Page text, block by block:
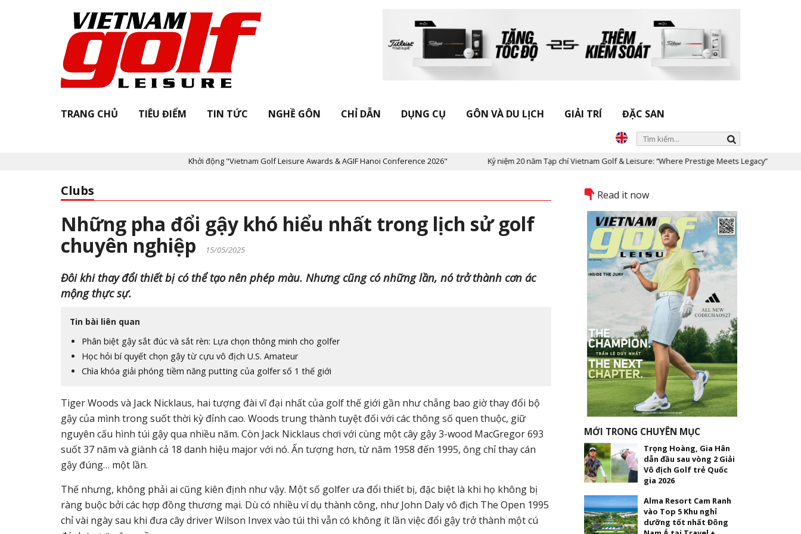
TRANG CHỦ TIÊU ĐIỂM TIN TỨC NGHỀ GÔN CHỈ DẪN DỤNG CỤ GÔN VÀ DU LỊCH GIẢI TRÍ ĐẶC SAN
Khởi động "Vietnam Golf Leisure Awards & AGIF Hanoi Conference 2026" Kỷ niệm 20 năm Tạp chí Vietnam Golf & Leisure: “Where Prestige Meets Legacy” Dấu ấn
Clubs
Những pha đổi gậy khó hiểu nhất trong lịch sử golf
chuyên nghiệp
15/05/2025
Đôi khi thay đổi thiết bị có thể tạo nên phép màu. Nhưng cũng có những lần, nó trở thành cơn ác
mộng thực sự.
Tin bài liên quan
Phân biệt gậy sắt đúc và sắt rèn: Lựa chọn thông minh cho golfer
Học hỏi bí quyết chọn gậy từ cựu vô địch U.S. Amateur
Chìa khóa giải phóng tiềm năng putting của golfer số 1 thế giới
Tiger Woods và Jack Nicklaus, hai tượng đài vĩ đại nhất của golf thế giới gần như chẳng bao giờ thay đổi bộ
gậy của mình trong suốt thời kỳ đỉnh cao. Woods trung thành tuyệt đối với các thông số quen thuộc, giữ
nguyên cấu hình túi gậy qua nhiều năm. Còn Jack Nicklaus chơi với cùng một cây gậy 3-wood MacGregor 693
suốt 37 năm và giành cả 18 danh hiệu major với nó. Ấn tượng hơn, từ năm 1958 đến 1995, ông chỉ thay cán
gậy đúng… một lần.
Thế nhưng, không phải ai cũng kiên định như vậy. Một số golfer ưa đổi thiết bị, đặc biệt là khi họ không bị
ràng buộc bởi các hợp đồng thương mại. Dù có nhiều ví dụ thành công, như John Daly vô địch The Open 1995
chỉ vài ngày sau khi đưa cây driver Wilson Invex vào túi thì vẫn có không ít lần việc đổi gậy trở thành một cú
Read it now
MỚI TRONG CHUYÊN MỤC
Trọng Hoàng, Gia Hân
dẫn đầu sau vòng 2 Giải
Vô địch Golf trẻ Quốc
gia 2026
Alma Resort Cam Ranh
vào Top 5 Khu nghỉ
dưỡng tốt nhất Đông